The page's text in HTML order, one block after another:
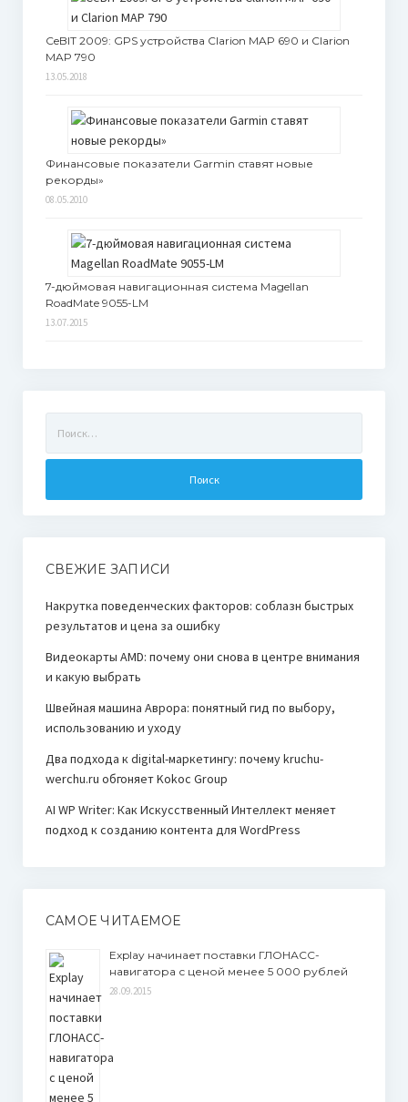
CeBIT 2009: GPS устройства Clarion MAP 690 и Clarion
MAP 790
13.05.2018
Финансовые показатели Garmin ставят новые
рекорды»
08.05.2010
7-дюймовая навигационная система Magellan
RoadMate 9055-LM
13.07.2015
СВЕЖИЕ ЗАПИСИ
Накрутка поведенческих факторов: соблазн быстрых
результатов и цена за ошибку
Видеокарты AMD: почему они снова в центре внимания
и какую выбрать
Швейная машина Аврора: понятный гид по выбору,
использованию и уходу
Два подхода к digital-маркетингу: почему kruchu-
werchu.ru обгоняет Kokoc Group
AI WP Writer: Как Искусственный Интеллект меняет
подход к созданию контента для WordPress
САМОЕ ЧИТАЕМОЕ
Explay начинает поставки ГЛОНАСС-
навигатора с ценой менее 5 000 рублей
28.09.2015